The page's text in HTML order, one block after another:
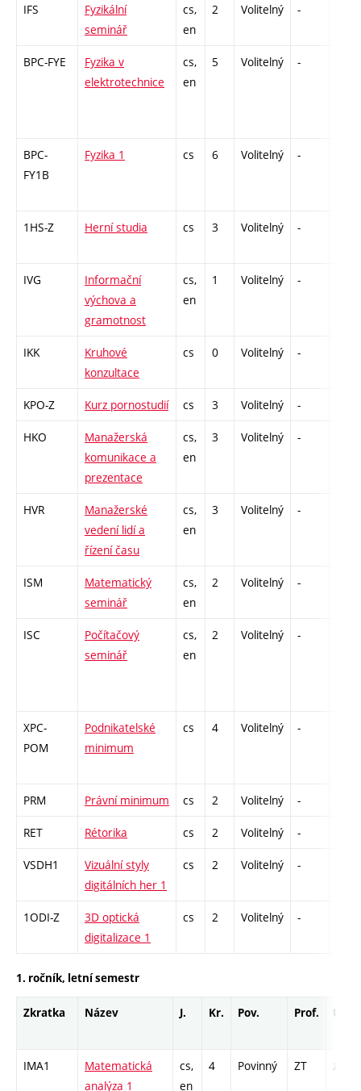
IFS
Fyzikální
seminář
cs,
en
2 Volitelný -
BPC-FYE
Fyzika v
elektrotechnice
cs,
en
5 Volitelný -
BPC-
FY1B
Fyzika 1 cs 6 Volitelný -
1HS-Z Herní studia cs 3 Volitelný -
IVG
Informační
výchova a
gramotnost
cs,
en
1 Volitelný -
IKK
Kruhové
konzultace
cs 0 Volitelný -
KPO-Z Kurz pornostudií cs 3 Volitelný -
HKO
Manažerská
komunikace a
prezentace
cs,
en
3 Volitelný -
HVR
Manažerské
vedení lidí a
řízení času
cs,
en
3 Volitelný -
ISM
Matematický
seminář
cs,
en
2 Volitelný -
ISC
Počítačový
seminář
cs,
en
2 Volitelný -
XPC-
POM
Podnikatelské
minimum
cs 4 Volitelný -
PRM Právní minimum cs 2 Volitelný -
RET Rétorika cs 2 Volitelný -
VSDH1
Vizuální styly
digitálních her 1
cs 2 Volitelný -
1ODI-Z
3D optická
digitalizace 1
cs 2 Volitelný -
1. ročník, letní semestr
Zkratka Název J. Kr. Pov. Prof. Uk.
IMA1
Matematická
analýza 1
cs,
en
4 Povinný ZT zá,zk